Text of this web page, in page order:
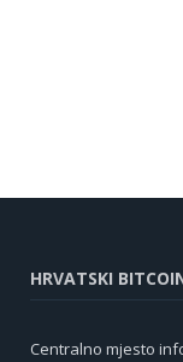
HRVATSKI
Centralno mjesto